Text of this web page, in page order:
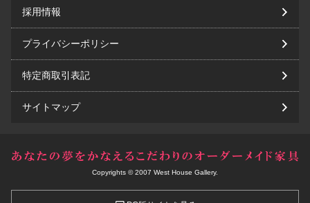
採用情報
プライバシーポリシー
特定商取引表記
サイトマップ
Copyrights © 2007 West House Gallery.